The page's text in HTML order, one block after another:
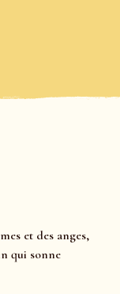
et des anges,
qui sonne